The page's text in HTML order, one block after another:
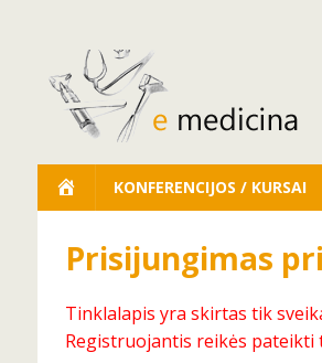
KONFERENCIJOS / KURSAI
Prisijungimas
Tinklalapis yra skirtas tik
Registruojantis reikės pateikti